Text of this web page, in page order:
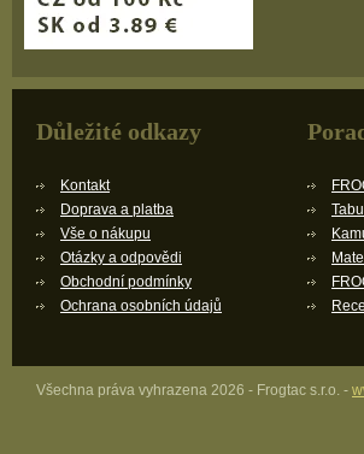
Důležité odkazy
Kontakt
Doprava a platba
Vše o nákupu
Otázky a odpovědi
Obchodní podmínky
Ochrana osobních údajů
Všechna práva vyhrazena 2026 - Frogtac s.r.o. -